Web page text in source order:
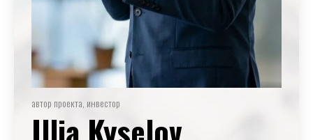
автор проекта, инвестор